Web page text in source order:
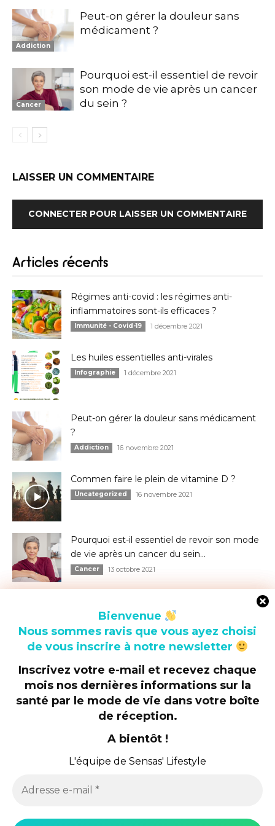
Bienvenue
Nous sommes ravis que vous ayez choisi
de vous inscrire à notre newsletter
Inscrivez votre e-mail et recevez chaque
mois nos dernières informations sur la
santé par le mode de vie dans votre boîte
de réception.
A bientôt !
L'équipe de Sensas' Lifestyle
*
Addiction
Peut-on gérer la douleur sans
médicament ?
Cancer
Pourquoi est-il essentiel de revoir
son mode de vie après un cancer
du sein ?
LAISSER UN COMMENTAIRE
CONNECTER POUR LAISSER UN COMMENTAIRE
Articles récents
Régimes anti-covid : les régimes anti-
inflammatoires sont-ils efficaces ?
Immunité - Covid-19 1 décembre 2021
Les huiles essentielles anti-virales
Infographie 1 décembre 2021
Peut-on gérer la douleur sans médicament
?
Addiction 16 novembre 2021
Commen faire le plein de vitamine D ?
Uncategorized 16 novembre 2021
Pourquoi est-il essentiel de revoir son mode
de vie après un cancer du sein...
Cancer 13 octobre 2021
Proposé par :
Inscrivez-vous à la Newsletter
Bienvenue
Nous sommes ravis que vous ayez choisi
de vous inscrire à notre newsletter
Inscrivez votre e-mail et recevez chaque
mois nos dernières informations sur la
santé par le mode de vie dans votre boîte
de réception.
A bientôt !
L'équipe de Sensas' Lifestyle
*